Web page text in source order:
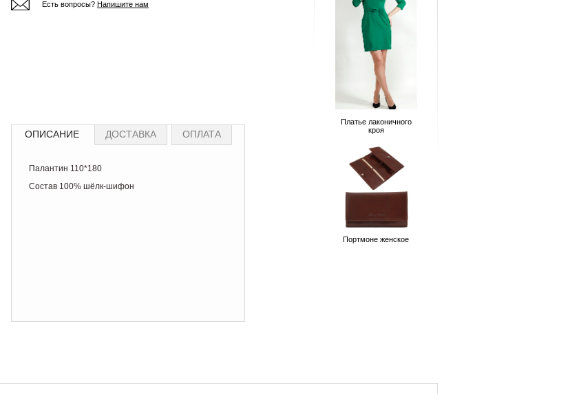
Платье лаконичного
кроя
Портмоне женское
Есть вопросы? Напишите нам
ОПИСАНИЕ ДОСТАВКА ОПЛАТА
Палантин 110*180
Состав 100% шёлк-шифон